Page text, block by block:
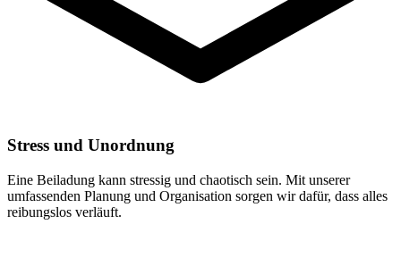
Stress und Unordnung
Eine Beiladung kann stressig und chaotisch sein. Mit unserer
umfassenden Planung und Organisation sorgen wir dafür, dass alles
reibungslos verläuft.